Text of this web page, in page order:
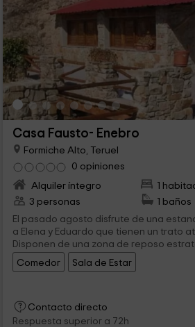
Casa Fausto- Enebro
Formiche Alto, Teruel
0 opiniones
Alquiler íntegro
1
3 personas
1 baños
El pasado agosto disfrute de una
a Elena y Eduardo que tienen un trato atento y agradable .
Disponen de una zona de reposo
muy cerca de Grutas, Museos , Ríos,
interesantes de ver y próximos, en suma
entorno especial para hacer amigos, si
grande los pequeños gozan mucho de
Comedor Sala de Estar
Contacto directo
Respuesta superior a 72h